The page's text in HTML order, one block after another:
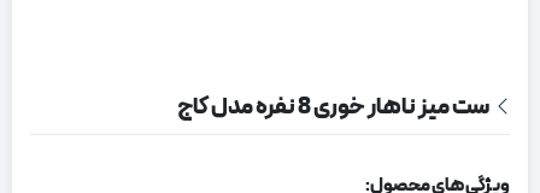
ست میز ناهار خوری 8 نفره مدل کاج
ویژگی های محصول: